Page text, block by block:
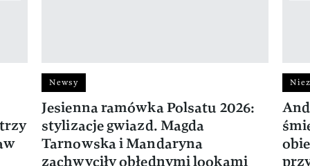
Newsy
Jesienna ramówka Polsatu 2026:
stylizacje gwiazd. Magda
Tarnowska i Mandaryna
zachwyciły obłędnymi lookami